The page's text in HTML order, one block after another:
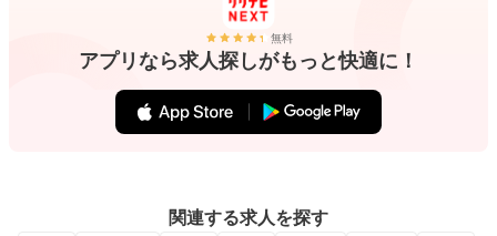
無料
アプリなら求人探しがもっと快適に！
関連する求人を探す